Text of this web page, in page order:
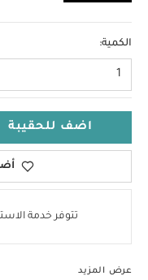
الكمية:
1
اضف للحقيبة
تتوفر خدمة
عرض المزيد